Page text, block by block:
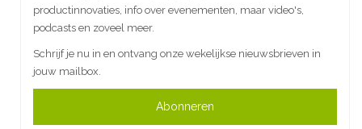
productinnovaties, info over evenementen, maar video's,
podcasts en zoveel meer.
Schrijf je nu in en ontvang onze wekelijkse nieuwsbrieven in
jouw mailbox.
Abonneren